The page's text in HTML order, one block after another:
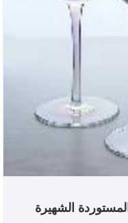
الشهيرة